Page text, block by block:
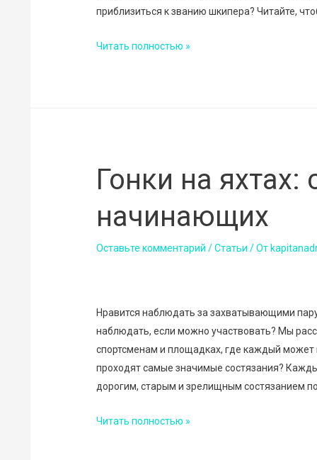
приблизиться к званию шкипера? Читайте,
Знакомьтесь,
Читать полностью »
Гонки на яхтах:
начинающих
Оставьте комментарий /Статьи / От
Нравится наблюдать за захватывающими
наблюдать, если можно участвовать? Мы
спортсменам и площадках, где каждый может
проходят самые значимые состязания?
дорогим, старым и зрелищным состязанием по
Гонки
Читать полностью »